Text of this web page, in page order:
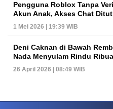
Pengguna Roblox Tanpa
Akun Anak, Akses Chat
1 Mei 2026 | 19:39 WIB
Deni Caknan di Bawah
Nada Menyulam Rindu
26 April 2026 | 08:49 WIB
PETIR800 LOGIN